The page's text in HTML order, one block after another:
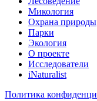
Микология
Охрана природы
Парки
Экология
О проекте
Исследователи
iNaturalist
Политика